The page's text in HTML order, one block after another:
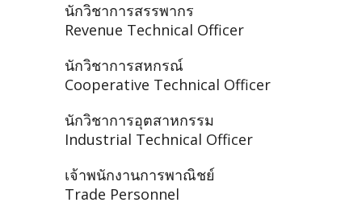
นักวิชาการสรรพากร
Revenue Technical Officer
นักวิชาการสหกรณ์
Cooperative Technical Officer
นักวิชาการอุตสาหกรรม
Industrial Technical Officer
เจ้าพนักงานการพาณิชย์
Trade Personnel